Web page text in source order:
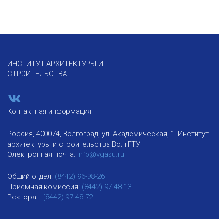
ИНСТИТУТ АРХИТЕКТУРЫ И
СТРОИТЕЛЬСТВА
Контактная информация
Россия, 400074, Волгоград, ул. Академическая, 1, Институт
архитектуры и строительства ВолгГТУ
Электронная почта: info@vgasu.ru
Общий отдел: (8442) 96-98-26
Приемная комиссия: (8442) 97-48-13
Ректорат: (8442) 97-48-72